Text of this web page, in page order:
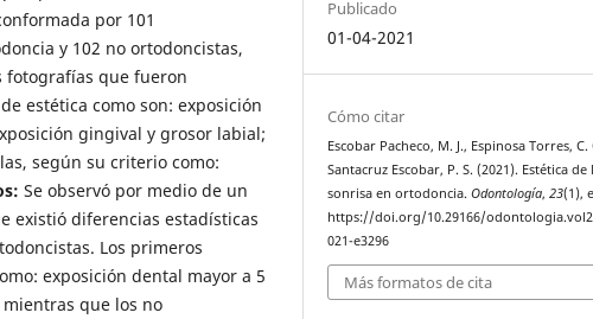
por 101
y 102 no ortodoncistas,
fotografías que fueron
estética como son: exposición
gingival y grosor labial;
según su criterio como:
Se observó por medio de un
existió diferencias estadísticas
Los primeros
exposición dental mayor a 5
que los no
Publicado
01-04-2021
Cómo citar
Escobar Pacheco, M. J., Espinosa Torres, C.
Santacruz Escobar, P. S. (2021). Estética de
sonrisa en ortodoncia.Odontología,23(1),
https://doi.org/10.29166/
021-e3296
Más formatos de cita